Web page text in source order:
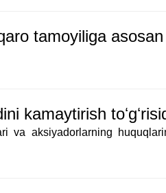
tamoyiliga
kamaytirish
va aksiyadorlarning